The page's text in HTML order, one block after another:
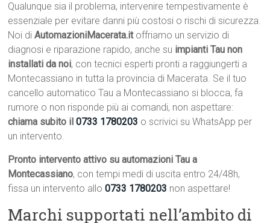
Qualunque sia il problema, intervenire tempestivamente è
essenziale per evitare danni più costosi o rischi di sicurezza.
Noi diAutomazioniMacerata.itoffriamo un servizio di
diagnosi e riparazione rapido, anche su impianti Tau non
installati da noi, con tecnici esperti pronti a raggiungerti a
Montecassiano in tutta la provincia di Macerata. Se il tuo
cancello automatico Tau a Montecassiano si blocca, fa
rumore o non risponde più ai comandi, non aspettare:
chiama subito il0733 1780203 o scrivici su WhatsApp per
un intervento.
Pronto intervento attivo su automazioni Tau a
Montecassiano, con tempi medi di uscita entro 24/48h,
fissa un intervento allo0733 1780203 non aspettare!
Marchi supportati nell’ambito di